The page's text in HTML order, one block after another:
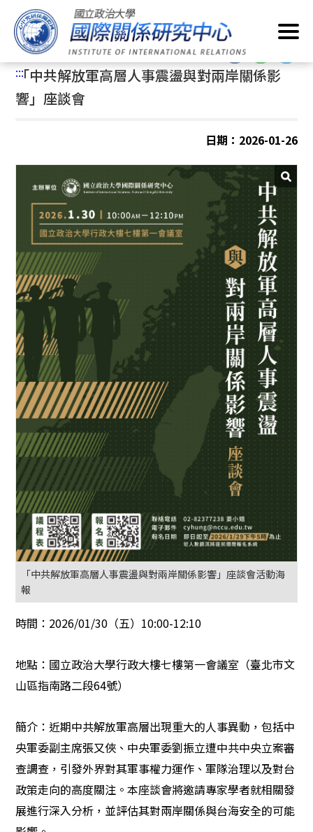
到
主
要
內
容
首頁/ 最新消息/座談會
:::
:::
「中共解放軍高層人事震盪與對兩岸關係影
響」座談會
日期：2026-01-26
「中共解放軍高層人事震盪與對兩岸關係影響」座談會活動海
報
時間： 2026/01/30 （五） 10:00-12:10
地點：國立政治大學行政大樓七樓第一會議室（臺北市文
山區指南路二段64號）
簡介：近期中共解放軍高層出現重大的人事異動，包括中
央軍委副主席張又俠、中央軍委劉振立遭中共中央立案審
查調查，引發外界對其軍事權力運作、軍隊治理以及對台
政策走向的高度關注。本座談會將邀請專家學者就相關發
展進行深入分析，並評估其對兩岸關係與台海安全的可能